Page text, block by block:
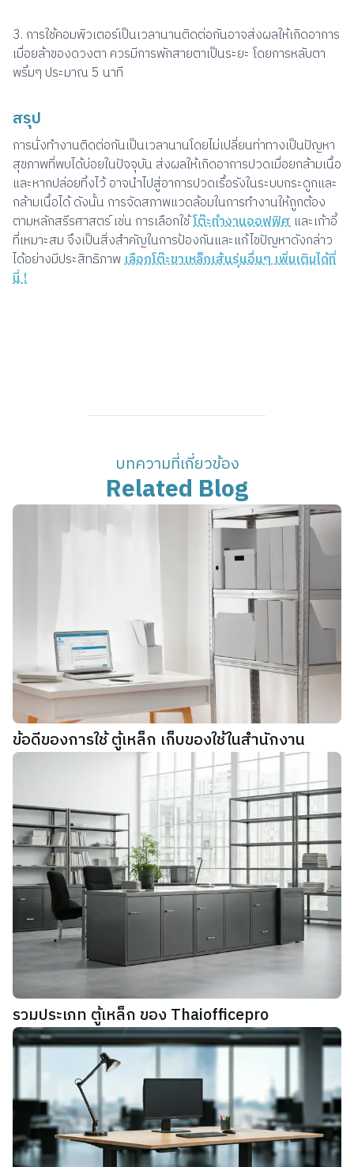
3. การใช้คอมพิวเตอร์เป็นเวลานานติดต่อกันอาจส่งผลให้เกิดอาการ
เมื่อยล้าของดวงตา ควรมีการพักสายตาเป็นระยะ โดยการหลับตา
พริ้มๆ ประมาณ 5 นาที
สรุป
การนั่งทำงานติดต่อกันเป็นเวลานานโดยไม่เปลี่ยนท่าทางเป็นปัญหา
สุขภาพที่พบได้บ่อยในปัจจุบัน ส่งผลให้เกิดอาการปวดเมื่อยกล้ามเนื้อ
และหากปล่อยทิ้งไว้ อาจนำไปสู่อาการปวดเรื้อรังในระบบกระดูกและ
กล้ามเนื้อได้ ดังนั้น การจัดสภาพแวดล้อมในการทำงานให้ถูกต้อง
ตามหลักสรีรศาสตร์ เช่น การเลือกใช้โต๊ะทำงานออฟฟิศ และเก้าอี้
ที่เหมาะสม จึงเป็นสิ่งสำคัญในการป้องกันและแก้ไขปัญหาดังกล่าว
ได้อย่างมีประสิทธิภาพเลือกโต๊ะขาเหล็กเส้นรุ่นอื่นๆ เพิ่มเติมได้ที่
นี่ !
บทความที่เกี่ยวข้อง
Related Blog
ข้อดีของการใช้ ตู้เหล็ก เก็บของใช้ในสำนักงาน
รวมประเภท ตู้เหล็ก ของ Thaiofficepro